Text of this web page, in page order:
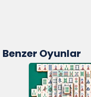
Benzer Oyunlar